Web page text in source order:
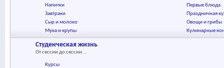
Напитки
Первые блюда
Завтраки
Праздничная
Сыр и молоко
Овощи и грибы
Мука и крупы
Кулинарные
Студенческая жизнь
От сессии до сессии...
Курсы